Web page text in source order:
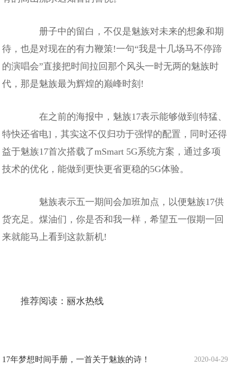
册子中的留白，不仅是魅族对未来的想象和期
待，也是对现在的有力鞭策!一句“我是十几场马不停蹄
的演唱会”直接把时间拉回那个风头一时无两的魅族时
代，那是魅族最为辉煌的巅峰时刻!
在之前的海报中，魅族17表示能够做到[特猛、
特快还省电]，其实这不仅归功于强悍的配置，同时还得
益于魅族17首次搭载了mSmart 5G系统方案，通过多项
技术的优化，能做到更快更省更稳的5G体验。
魅族表示五一期间会加班加点，以便魅族17供
货充足。煤油们，你是否和我一样，希望五一假期一回
来就能马上看到这款新机!
推荐阅读：丽水热线
2020-04-29
17年梦想时间手册，一首关于魅族的诗！